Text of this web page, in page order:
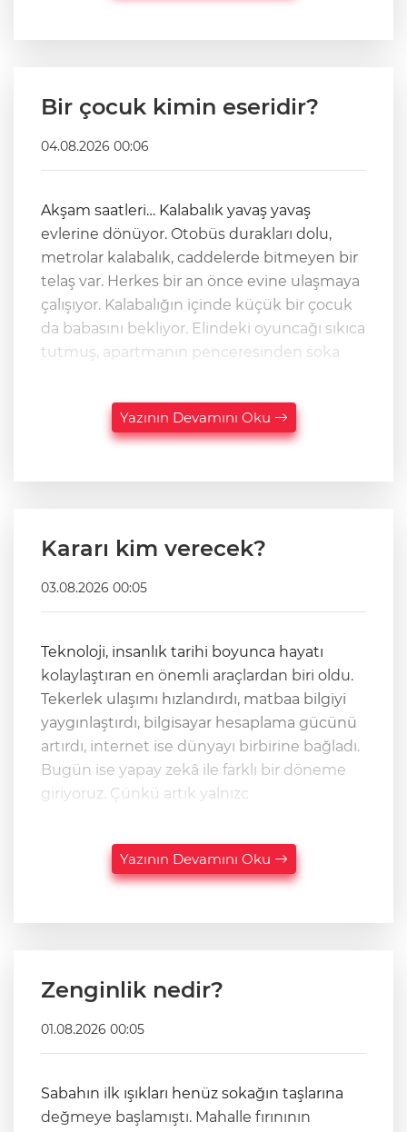
Bir çocuk kimin eseridir?
04.08.2026 00:06
Akşam saatleri… Kalabalık yavaş yavaş
evlerine dönüyor. Otobüs durakları dolu,
metrolar kalabalık, caddelerde bitmeyen bir
telaş var. Herkes bir an önce evine ulaşmaya
çalışıyor. Kalabalığın içinde küçük bir çocuk
da babasını bekliyor. Elindeki oyuncağı sıkıca
tutmuş, apartmanın penceresinden soka
Yazının Devamını Oku
Kararı kim verecek?
03.08.2026 00:05
Teknoloji, insanlık tarihi boyunca hayatı
kolaylaştıran en önemli araçlardan biri oldu.
Tekerlek ulaşımı hızlandırdı, matbaa bilgiyi
yaygınlaştırdı, bilgisayar hesaplama gücünü
artırdı, internet ise dünyayı birbirine bağladı.
Bugün ise yapay zekâ ile farklı bir döneme
giriyoruz. Çünkü artık yalnızc
Yazının Devamını Oku
Zenginlik nedir?
01.08.2026 00:05
Sabahın ilk ışıkları henüz sokağın taşlarına
değmeye başlamıştı. Mahalle fırınının